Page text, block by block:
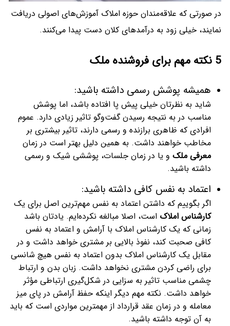
در صورتی که علاقه‌مندان حوزه املاک آموزش‌های اصولی دریافت
نمایند، خیلی زود به درآمدهای کلان دست پیدا می‌کنند.
5 نکته مهم برای فروشنده ملک
همیشه پوشش رسمی داشته باشید:
شاید به نظرتان خیلی پیش پا افتاده باشد، اما پوشش
مناسب در به نتیجه رسیدن گفت‌وگو تاثیر زیادی دارد. عموم
افرادی که ظاهری برازنده و رسمی دارند، تاثیر بیشتری بر
مخاطب خواهند داشت. به همین دلیل بهتر است در زمان
معرفی ملک و یا در زمان جلسات، پوششی شیک و رسمی
داشته باشید.
اعتماد به نفس کافی داشته باشید:
اگر بگوییم که داشتن اعتماد به نفس مهم‌ترین اصل برای یک
کارشناس املاک است، اصلا مبالغه نکرده‌ایم. یادتان باشد
زمانی که یک کارشناس املاک با آرامش و اعتماد به نفس
کافی صحبت کند، نفوذ بالایی بر مشتری خواهد داشت و در
مقابل یک کارشناس املاک بدون اعتماد به نفس هیچ شانسی
برای راضی کردن مشتری نخواهد داشت. زبان بدن و ارتباط
چشمی مناسب تاثیر به سزایی در شکل‌گیری ارتباطی مؤثر
خواهد داشت. نکته مهم دیگر اینکه حفظ آرامش در پای میز
معامله و در زمان عقد قرارداد از مهمترین مواردی است که باید
به آن توجه داشته باشید.